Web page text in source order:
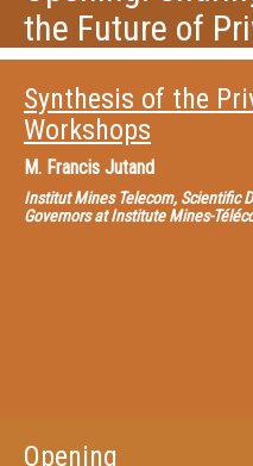
the Future of
Synthesis of the
Workshops
M. Francis Jutand
Institut Mines Telecom, Scientific
Governors at Institute Mines-
Opening